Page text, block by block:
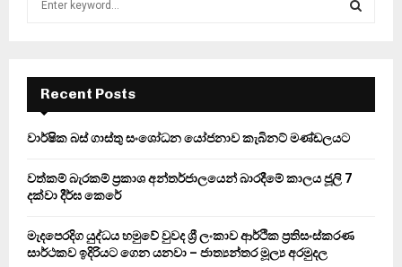
f
r
E
A
Recent Posts
වාර්ෂික බස් ගාස්තු සංශෝධන යෝජනාව කැබිනට් මණ්ඩලයට
වත්කම් බැරකම් ප්‍රකාශ අන්තර්ජාලයෙන් බාරදීමේ කාලය ජූලි 7
දක්වා දීර්ඝ කෙරේ
මැදපෙරදිග යුද්ධය හමුවේ වුවද ශ්‍රී ලංකාව ආර්ථික ප්‍රතිසංස්කරණ
සාර්ථකව ඉදිරියට ගෙන යනවා – ජාත්‍යන්තර මූල්‍ය අරමුදල